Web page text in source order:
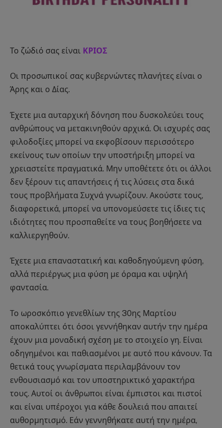
Το ζώδιό σας είναι ΚΡΙΟΣ
Οι προσωπικοί σας κυβερνώντες πλανήτες είναι ο
Άρης και ο Δίας.
Έχετε μια αυταρχική δόνηση που δυσκολεύει τους
ανθρώπους να μετακινηθούν αρχικά. Οι ισχυρές σας
φιλοδοξίες μπορεί να εκφοβίσουν περισσότερο
εκείνους των οποίων την υποστήριξη μπορεί να
χρειαστείτε πραγματικά. Μην υποθέτετε ότι οι άλλοι
δεν ξέρουν τις απαντήσεις ή τις λύσεις στα δικά
τους προβλήματα Συχνά γνωρίζουν. Ακούστε τους,
διαφορετικά, μπορεί να υπονομεύσετε τις ίδιες τις
ιδιότητες που προσπαθείτε να τους βοηθήσετε να
καλλιεργηθούν.
Έχετε μια επαναστατική και καθοδηγούμενη φύση,
αλλά περιέργως μια φύση με όραμα και υψηλή
φαντασία.
Το ωροσκόπιο γενεθλίων της 30ης Μαρτίου
αποκαλύπτει ότι όσοι γεννήθηκαν αυτήν την ημέρα
έχουν μια μοναδική σχέση με το στοιχείο γη. Είναι
οδηγημένοι και παθιασμένοι με αυτό που κάνουν. Τα
θετικά τους γνωρίσματα περιλαμβάνουν τον
ενθουσιασμό και τον υποστηρικτικό χαρακτήρα
τους. Αυτοί οι άνθρωποι είναι έμπιστοι και πιστοί
και είναι υπέροχοι για κάθε δουλειά που απαιτεί
αυθορμητισμό. Εάν γεννηθήκατε αυτή την ημέρα,